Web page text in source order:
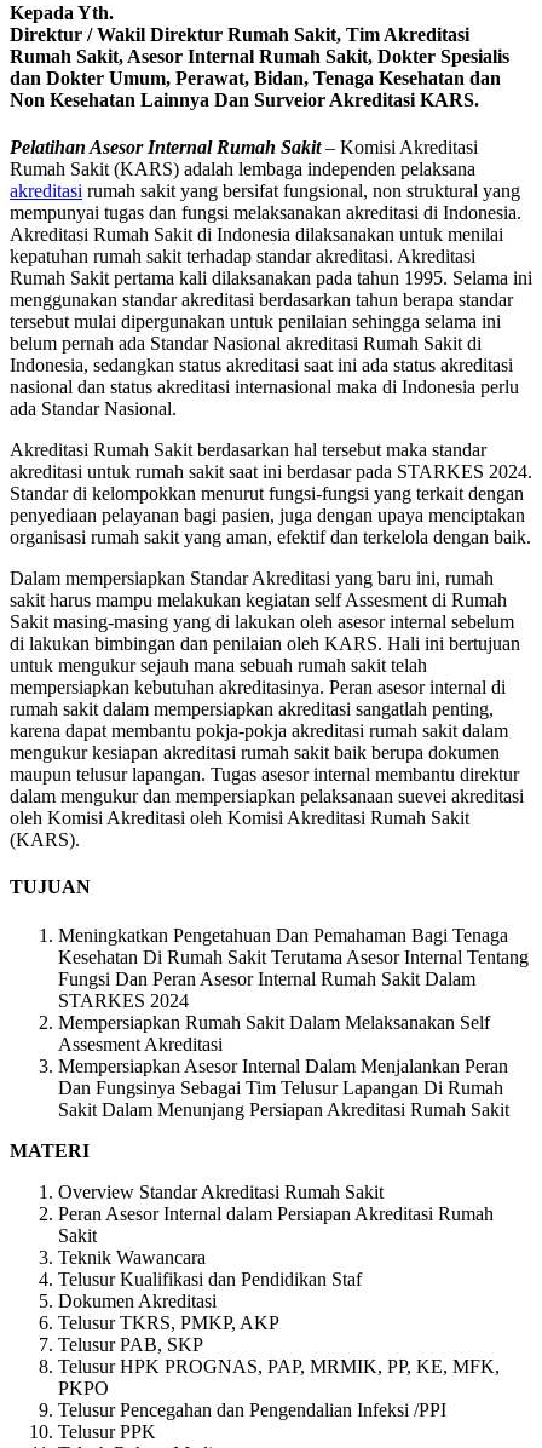
Kepada Yth.
Direktur / Wakil Direktur Rumah Sakit, Tim Akreditasi
Rumah Sakit, Asesor Internal Rumah Sakit, Dokter Spesialis
dan Dokter Umum, Perawat, Bidan, Tenaga Kesehatan dan
Non Kesehatan Lainnya Dan Surveior Akreditasi KARS.
Pelatihan Asesor Internal Rumah Sakit– Komisi Akreditasi
Rumah Sakit (KARS) adalah lembaga independen pelaksana
akreditasi rumah sakit yang bersifat fungsional, non struktural yang
mempunyai tugas dan fungsi melaksanakan akreditasi di Indonesia.
Akreditasi Rumah Sakit di Indonesia dilaksanakan untuk menilai
kepatuhan rumah sakit terhadap standar akreditasi. Akreditasi
Rumah Sakit pertama kali dilaksanakan pada tahun 1995. Selama ini
menggunakan standar akreditasi berdasarkan tahun berapa standar
tersebut mulai dipergunakan untuk penilaian sehingga selama ini
belum pernah ada Standar Nasional akreditasi Rumah Sakit di
Indonesia, sedangkan status akreditasi saat ini ada status akreditasi
nasional dan status akreditasi internasional maka di Indonesia perlu
ada Standar Nasional.
Akreditasi Rumah Sakit berdasarkan hal tersebut maka standar
akreditasi untuk rumah sakit saat ini berdasar pada STARKES 2024.
Standar di kelompokkan menurut fungsi-fungsi yang terkait dengan
penyediaan pelayanan bagi pasien, juga dengan upaya menciptakan
organisasi rumah sakit yang aman, efektif dan terkelola dengan baik.
Dalam mempersiapkan Standar Akreditasi yang baru ini, rumah
sakit harus mampu melakukan kegiatan self Assesment di Rumah
Sakit masing-masing yang di lakukan oleh asesor internal sebelum
di lakukan bimbingan dan penilaian oleh KARS. Hali ini bertujuan
untuk mengukur sejauh mana sebuah rumah sakit telah
mempersiapkan kebutuhan akreditasinya. Peran asesor internal di
rumah sakit dalam mempersiapkan akreditasi sangatlah penting,
karena dapat membantu pokja-pokja akreditasi rumah sakit dalam
mengukur kesiapan akreditasi rumah sakit baik berupa dokumen
maupun telusur lapangan. Tugas asesor internal membantu direktur
dalam mengukur dan mempersiapkan pelaksanaan suevei akreditasi
oleh Komisi Akreditasi oleh Komisi Akreditasi Rumah Sakit
(KARS).
TUJUAN
Meningkatkan Pengetahuan Dan Pemahaman Bagi Tenaga
Kesehatan Di Rumah Sakit Terutama Asesor Internal Tentang
Fungsi Dan Peran Asesor Internal Rumah Sakit Dalam
STARKES 2024
Mempersiapkan Rumah Sakit Dalam Melaksanakan Self
Assesment Akreditasi
Mempersiapkan Asesor Internal Dalam Menjalankan Peran
Dan Fungsinya Sebagai Tim Telusur Lapangan Di Rumah
Sakit Dalam Menunjang Persiapan Akreditasi Rumah Sakit
MATERI
Overview Standar Akreditasi Rumah Sakit
Peran Asesor Internal dalam Persiapan Akreditasi Rumah
Sakit
Teknik Wawancara
Telusur Kualifikasi dan Pendidikan Staf
Dokumen Akreditasi
Telusur TKRS, PMKP, AKP
Telusur PAB, SKP
Telusur HPK PROGNAS, PAP, MRMIK, PP, KE, MFK,
PKPO
Telusur Pencegahan dan Pengendalian Infeksi /PPI
Telusur PPK